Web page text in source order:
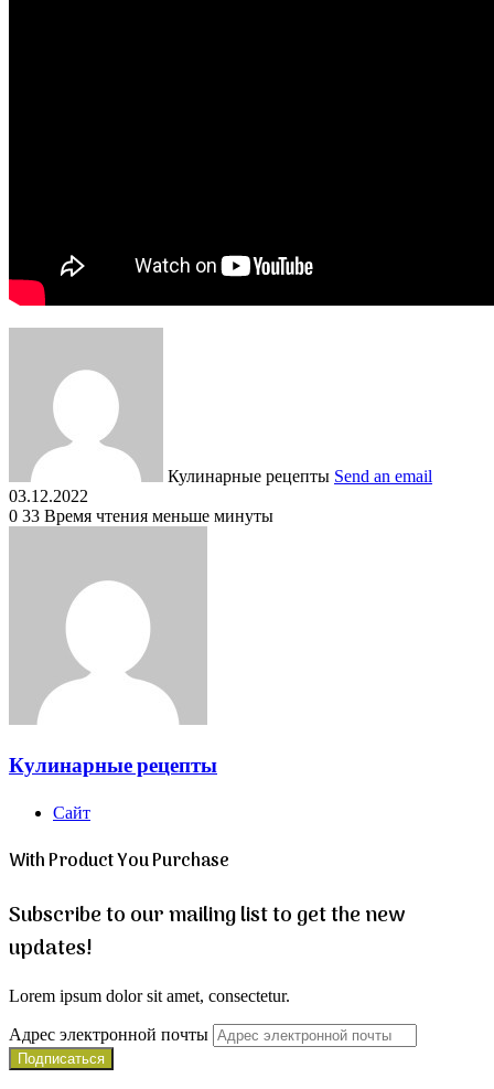
Кулинарные рецепты Send an email
03.12.2022
0 33 Время чтения меньше минуты
Кулинарные рецепты
Сайт
With Product You Purchase
Subscribe to our mailing list to get the new
updates!
Lorem ipsum dolor sit amet, consectetur.
Адрес электронной почты